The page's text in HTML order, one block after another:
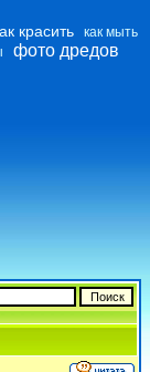
красить
как мыть
фото дредов